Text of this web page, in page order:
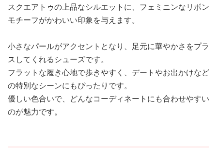
スクエアトゥの上品なシルエットに、フェミニンなリボン
モチーフがかわいい印象を与えます。
小さなパールがアクセントとなり、足元に華やかさをプラ
スしてくれるシューズです。
フラットな履き心地で歩きやすく、デートやお出かけなど
の特別なシーンにもぴったりです。
優しい色合いで、どんなコーディネートにも合わせやすい
のが魅力です。